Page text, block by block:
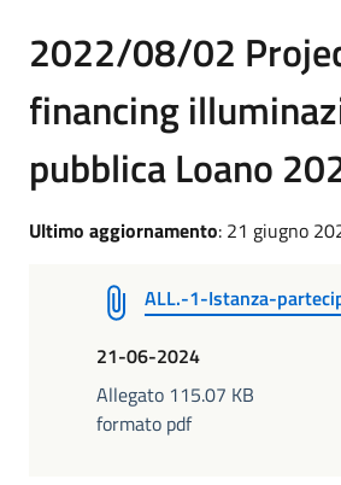
2022/08/02
financing
pubblica Loano
Ultimo aggiornamento: 21 giugno
ALL.-1-Istanza-
21-06-2024
Allegato 115.07 KB
formato pdf